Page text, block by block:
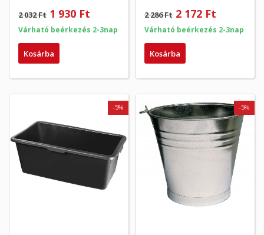
2 032 Ft 1 930 Ft
Várható beérkezés 2-3nap
Kosárba
2 286 Ft 2 172 Ft
Várható beérkezés 2-3nap
Kosárba
-5% -5%